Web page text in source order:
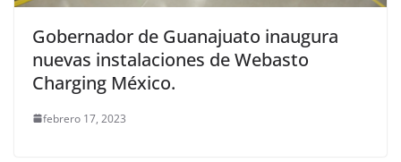
Gobernador de Guanajuato inaugura
nuevas instalaciones de Webasto
Charging México.
febrero 17, 2023